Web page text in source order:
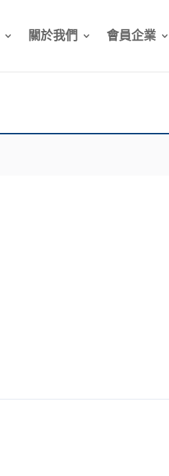
關於我們 會員企業